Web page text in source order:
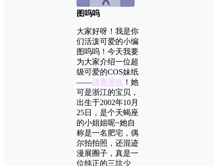
图呜呜
大家好呀！我是你
们活泼可爱的小编
图呜呜！今天我要
为大家介绍一位超
级可爱的COS妹纸
——清青琴玖 ！她
可是浙江的宝贝，
出生于2002年10月
25日，是个天蝎座
的小姐姐呢~她自
称是一名肥宅，偶
尔拍拍照，还混迹
漫展圈子，真是一
位纯正的三坑少